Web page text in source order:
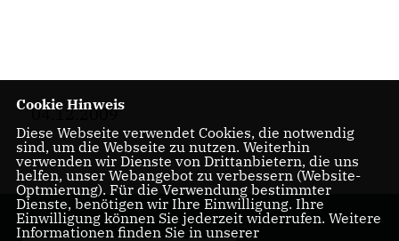
04.12.2009
Cookie Hinweis
Diese Webseite verwendet Cookies, die notwendig
sind, um die Webseite zu nutzen. Weiterhin
verwenden wir Dienste von Drittanbietern, die uns
helfen, unser Webangebot zu verbessern (Website-
Optmierung). Für die Verwendung bestimmter
Dienste, benötigen wir Ihre Einwilligung. Ihre
Einwilligung können Sie jederzeit widerrufen. Weitere
Informationen finden Sie in unserer